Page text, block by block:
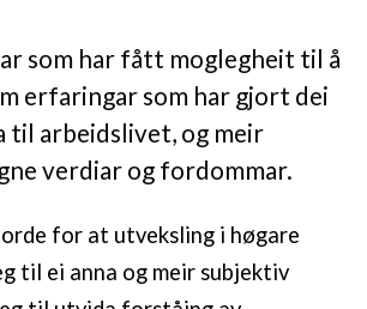
som har fått moglegheit til å
erfaringar som har gjort dei
til arbeidslivet, og meir
verdiar og fordommar.
for at utveksling i høgare
til ei anna og meir subjektiv